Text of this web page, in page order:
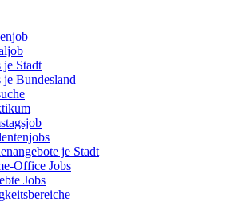
je Stadt
je Bundesland
je Stadt
Office Jobs
Jobs